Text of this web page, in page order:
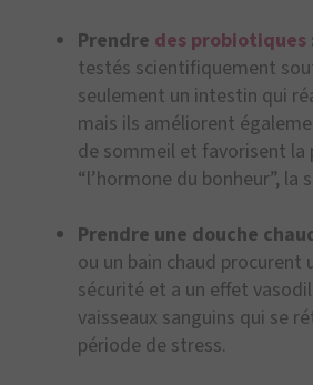
Prendre des probiotiques
testés scientifiquement
seulement un intestin qui
mais ils améliorent
de sommeil et favorisent la
“l’hormone du bonheur”, la
Prendre une douche
ou un bain chaud procurent
sécurité et a un effet
vaisseaux sanguins qui se
période de stress.